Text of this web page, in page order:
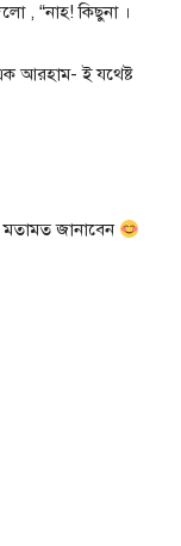
, “নাহ! কিছুনা ।
আরহাম- ই যথেষ্ট
মতামত জানাবেন